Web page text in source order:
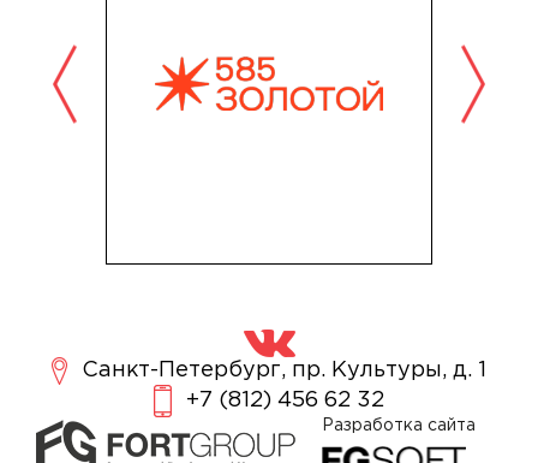
Разработка сайта
Санкт-Петербург, пр. Культуры, д. 1
+7 (812) 456 62 32